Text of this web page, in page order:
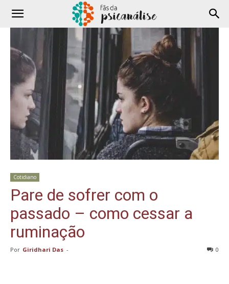
Cotidiano
Pare de sofrer com o
passado – como cessar a
ruminação
Por Giridhari Das - 0